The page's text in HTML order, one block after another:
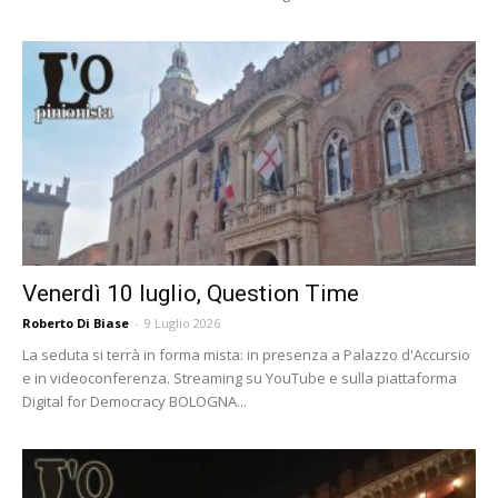
Venerdì 10 luglio, Question Time
Roberto Di Biase - 9 Luglio 2026
La seduta si terrà in forma mista: in presenza a Palazzo d'Accursio
e in videoconferenza. Streaming su YouTube e sulla piattaforma
Digital for Democracy BOLOGNA...